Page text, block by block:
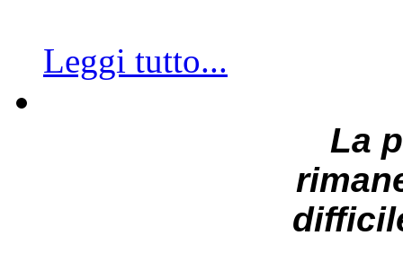
Leggi tutto...
La